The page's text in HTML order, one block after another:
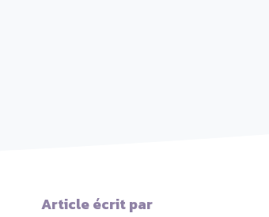
Article écrit par